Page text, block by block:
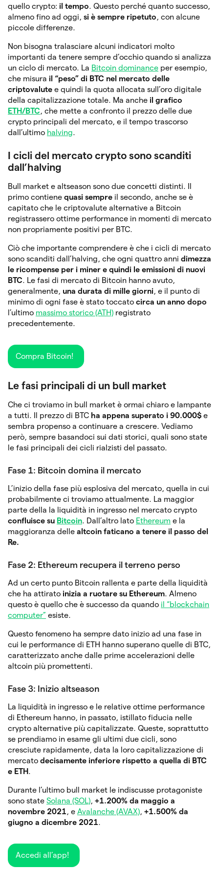
quello crypto: il tempo. Questo perché quanto successo,
almeno fino ad oggi, si è sempre ripetuto, con alcune
piccole differenze.
Non bisogna tralasciare alcuni indicatori molto
importanti da tenere sempre d’occhio quando si analizza
un ciclo di mercato. La Bitcoin dominance per esempio,
che misura il “peso” di BTC nel mercato delle
criptovalute e quindi la quota allocata sull’oro digitale
della capitalizzazione totale. Ma anche il grafico
ETH/BTC, che mette a confronto il prezzo delle due
crypto principali del mercato, e il tempo trascorso
dall’ultimo halving.
I cicli del mercato crypto sono scanditi
dall’halving
Bull market e altseason sono due concetti distinti. Il
primo contiene quasi sempre il secondo, anche se è
capitato che le criptovalute alternative a Bitcoin
registrassero ottime performance in momenti di mercato
non propriamente positivi per BTC.
Ciò che importante comprendere è che i cicli di mercato
sono scanditi dall’halving, che ogni quattro anni dimezza
le ricompense per i miner e quindi le emissioni di nuovi
BTC. Le fasi di mercato di Bitcoin hanno avuto,
generalmente, una durata di mille giorni, e il punto di
minimo di ogni fase è stato toccato circa un anno dopo
l’ultimo massimo storico (ATH) registrato
precedentemente.
Compra Bitcoin!
Le fasi principali di un bull market
Che ci troviamo in bull market è ormai chiaro e lampante
a tutti. Il prezzo di BTC ha appena superato i 90.000$ e
sembra propenso a continuare a crescere. Vediamo
però, sempre basandoci sui dati storici, quali sono state
le fasi principali dei cicli rialzisti del passato.
Fase 1: Bitcoin domina il mercato
L’inizio della fase più esplosiva del mercato, quella in cui
probabilmente ci troviamo attualmente. La maggior
parte della la liquidità in ingresso nel mercato crypto
confluisce su Bitcoin. Dall’altro lato Ethereum e la
maggioranza delle altcoin faticano a tenere il passo del
Re.
Fase 2: Ethereum recupera il terreno perso
Ad un certo punto Bitcoin rallenta e parte della liquidità
che ha attirato inizia a ruotare su Ethereum. Almeno
questo è quello che è successo da quando il “blockchain
computer” esiste.
Questo fenomeno ha sempre dato inizio ad una fase in
cui le performance di ETH hanno superano quelle di BTC,
caratterizzato anche dalle prime accelerazioni delle
altcoin più promettenti.
Fase 3: Inizio altseason
La liquidità in ingresso e le relative ottime performance
di Ethereum hanno, in passato, istillato fiducia nelle
crypto alternative più capitalizzate. Queste, soprattutto
se prendiamo in esame gli ultimi due cicli, sono
cresciute rapidamente, data la loro capitalizzazione di
mercato decisamente inferiore rispetto a quella di BTC
e ETH.
Durante l’ultimo bull market le indiscusse protagoniste
sono state Solana (SOL), +1.200% da maggio a
novembre 2021, e Avalanche (AVAX), +1.500% da
giugno a dicembre 2021.
Accedi all’app!